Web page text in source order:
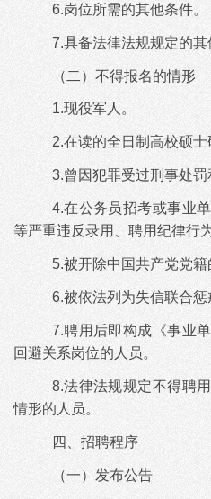
6.岗位所需的其他条件。
7.具备法律法规规定的其
（二）不得报名的情形
1.现役军人。
2.在读的全日制高校硕士
3.曾因犯罪受过刑事处罚
4.在公务员招考或事业
等严重违反录用、聘用纪律行
5.被开除中国共产党党籍
6.被依法列为失信联合惩
7.聘用后即构成《事业
回避关系岗位的人员。
8.法律法规规定不得聘
情形的人员。
四、招聘程序
（一）发布公告